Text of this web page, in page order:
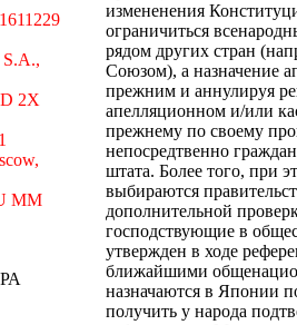
2X
MM
измененения
ограничиться
рядом других стран
Союзом), а назначение
прежним и аннулируя
апелляционном и/или
прежнему по своему
непосредтвенно
штата. Более того, при
выбираются
дополнительной
господствующие в
утвержден в ходе
ближайшими
назначаются в Японии
получить у народа